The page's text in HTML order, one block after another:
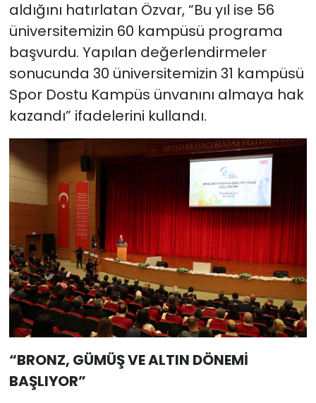
aldığını hatırlatan Özvar, “Bu yıl ise 56
üniversitemizin 60 kampüsü programa
başvurdu. Yapılan değerlendirmeler
sonucunda 30 üniversitemizin 31 kampüsü
Spor Dostu Kampüs ünvanını almaya hak
kazandı” ifadelerini kullandı.
“BRONZ, GÜMÜŞ VE ALTIN DÖNEMİ
BAŞLIYOR”